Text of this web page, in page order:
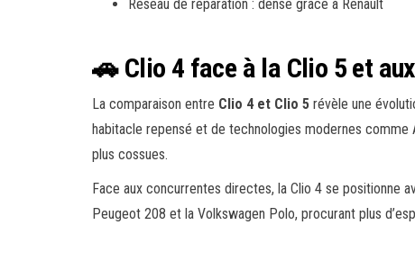
Réseau de réparation : dense grâce à Renault
🚗 Clio 4 face à la Clio 5 et
La comparaison entre Clio 4 et Clio 5 révèle une
habitacle repensé et de technologies modernes comme
plus cossues.
Face aux concurrentes directes, la Clio 4 se positionne
Peugeot 208 et la Volkswagen Polo, procurant plus